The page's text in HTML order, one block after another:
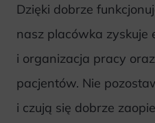
Dzięki dobrze
nasz placówka zyskuje
i organizacja pracy
pacjentów. Nie
i czują się dobrze